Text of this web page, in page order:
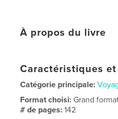
À propos du livre
Caractéristiques
Catégorie principale:
Format choisi: Grand
# de pages:142